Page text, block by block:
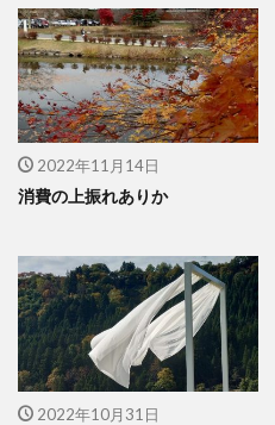
2022年11月14日
消費の上振れありか
2022年10月31日